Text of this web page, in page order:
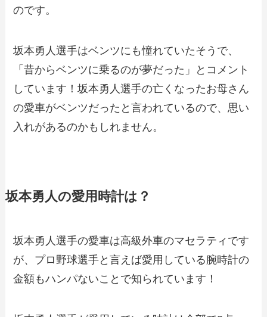
のです。
坂本勇人選手はベンツにも憧れていたそうで、
「昔からベンツに乗るのが夢だった」とコメント
しています！坂本勇人選手の亡くなったお母さん
の愛車がベンツだったと言われているので、思い
入れがあるのかもしれません。
坂本勇人の愛用時計は？
坂本勇人選手の愛車は高級外車のマセラティです
が、プロ野球選手と言えば愛用している腕時計の
金額もハンパないことで知られています！